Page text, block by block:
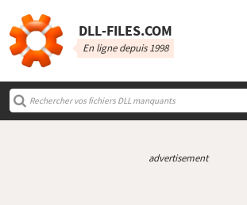
DLL‑FILES.COM
En ligne depuis 1998
advertisement